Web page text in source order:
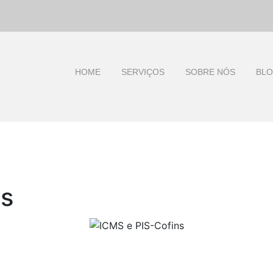
HOME SERVIÇOS SOBRE NÓS